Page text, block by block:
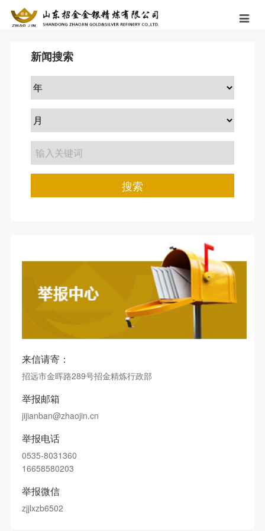
公司概况
公司介绍
公司资质
公司荣誉
企业文化
发展历程
新闻中心
企业要闻
职工风采
招金金评
业务布局
黄金精炼
银行贵金属业务
个性定制
终端产品
仓配一体
社会责任
安全生产
环境保护
环保信息公开
社会奉献
党建工作
党建工作
党风廉政
人力资源
人才政策
社会招聘
简历投递
招金人

新闻搜索
搜索
来信请寄：
招远市金晖路289号招金精炼行政部
举报邮箱
jijianban@zhaojin.cn
举报电话
0535-8031360
16658580203
举报微信
zjjlxzb6502